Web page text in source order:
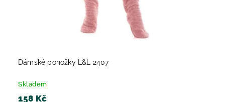
Dámské ponožky L&L 2407
Skladem
158 Kč